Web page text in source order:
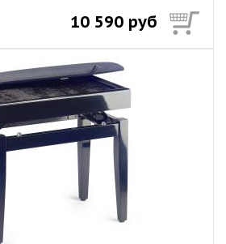
10 590 руб